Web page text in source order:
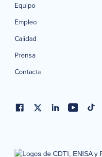
Equipo
Empleo
Calidad
Prensa
Contacta